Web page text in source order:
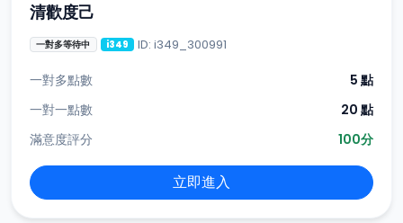
清歡度己
一對多等待中 i349 ID: i349_300991
一對多點數
5 點
一對一點數
20 點
滿意度評分
100分
立即進入